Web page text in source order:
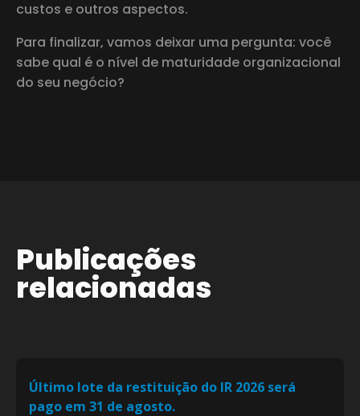
custos e outros aspectos.
Para finalizar, vamos deixar uma pergunta: você
sabe qual é o nível de maturidade organizacional
do seu negócio?
Publicações
relacionadas
Último lote da restituição do IR 2026 será
pago em 31 de agosto.